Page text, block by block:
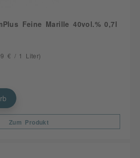
Feine Marille 40vol.% 0,7l
€ / 1 Liter)
Zum Produkt